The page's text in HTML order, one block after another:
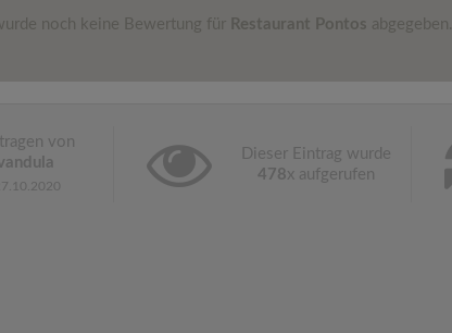
noch keine Bewertung für Restaurant Pontos abgegeben.
von
Dieser Eintrag wurde
478x aufgerufen